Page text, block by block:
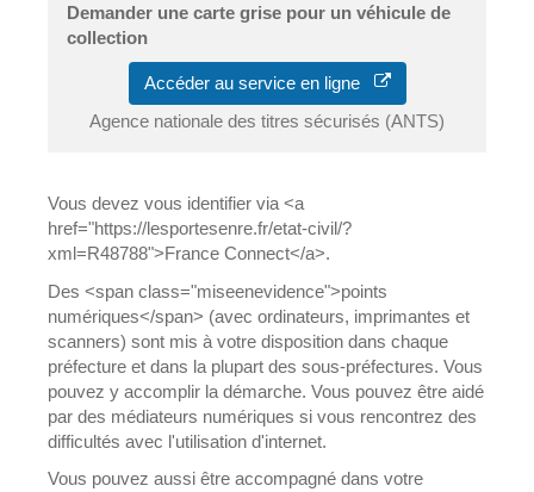
Demander une carte grise pour un véhicule de
collection
Accéder au service en ligne
Agence nationale des titres sécurisés (ANTS)
Vous devez vous identifier via <a
href="https://lesportesenre.fr/etat-civil/?
xml=R48788">France Connect</a>.
Des <span class="miseenevidence">points
numériques</span> (avec ordinateurs, imprimantes et
scanners) sont mis à votre disposition dans chaque
préfecture et dans la plupart des sous-préfectures. Vous
pouvez y accomplir la démarche. Vous pouvez être aidé
par des médiateurs numériques si vous rencontrez des
difficultés avec l'utilisation d'internet.
Vous pouvez aussi être accompagné dans votre